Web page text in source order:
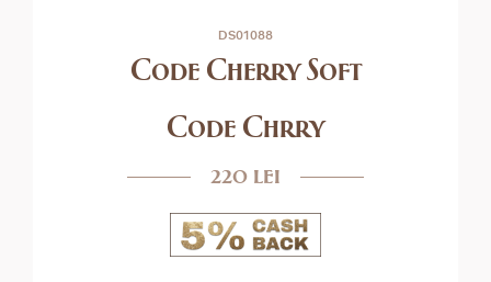
DS01088
Code Cherry Soft
Code Chrry
220 lei